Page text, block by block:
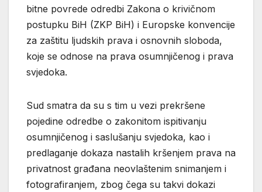
bitne povrede odredbi Zakona o krivičnom
postupku BiH (ZKP BiH) i Europske konvencije
za zaštitu ljudskih prava i osnovnih sloboda,
koje se odnose na prava osumnjičenog i prava
svjedoka.
Sud smatra da su s tim u vezi prekršene
pojedine odredbe o zakonitom ispitivanju
osumnjičenog i saslušanju svjedoka, kao i
predlaganje dokaza nastalih kršenjem prava na
privatnost građana neovlaštenim snimanjem i
fotografiranjem, zbog čega su takvi dokazi